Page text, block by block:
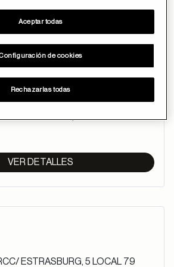
VER DETALLES
VER DETALLES
ESTRASBURG, 5 LOCAL 79
de cookies
Rechazarlas todas
Aceptar todas